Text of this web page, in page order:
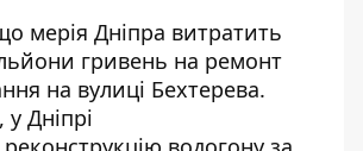
мерія Дніпра витратить
гривень на ремонт
на вулиці Бехтерева.
Дніпрі